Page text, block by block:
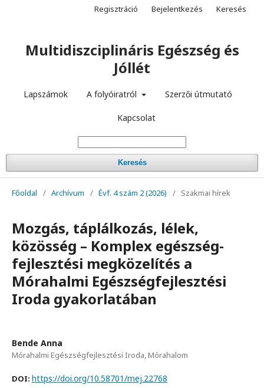
Multidiszciplináris Egészség és
Jóllét
Lapszámok A folyóiratról Szerzői útmutató
Kapcsolat
Keresés
Regisztráció Bejelentkezés Keresés
Főoldal / Archívum / Évf. 4 szám 2 (2026) / Szakmai hírek
Mozgás, táplálkozás, lélek,
közösség – Komplex egészség-
fejlesztési megközelítés a
Mórahalmi Egészségfejlesztési
Iroda gyakorlatában
Bende Anna
Mórahalmi Egészségfejlesztési Iroda, Mórahalom
DOI: https://doi.org/10.58701/mej.22768